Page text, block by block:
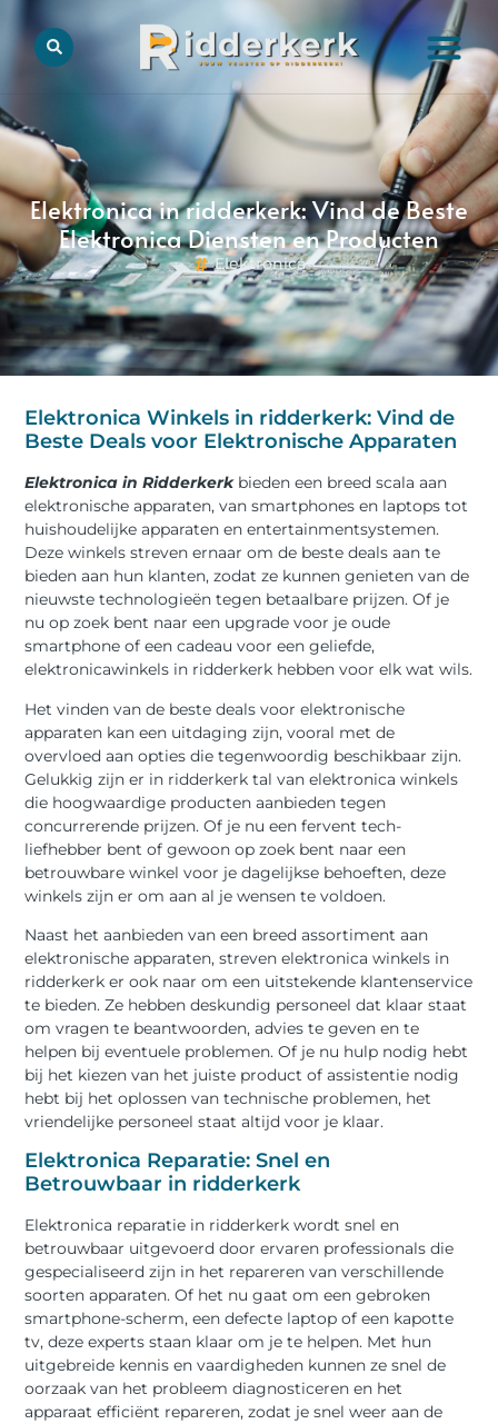
Elektronica in ridderkerk: Vind de Beste
Elektronica Diensten en Producten
Elektronica
Elektronica Winkels in ridderkerk: Vind de
Beste Deals voor Elektronische Apparaten
Elektronica in Ridderkerkbieden een breed scala aan
elektronische apparaten, van smartphones en laptops tot
huishoudelijke apparaten en entertainmentsystemen.
Deze winkels streven ernaar om de beste deals aan te
bieden aan hun klanten, zodat ze kunnen genieten van de
nieuwste technologieën tegen betaalbare prijzen. Of je
nu op zoek bent naar een upgrade voor je oude
smartphone of een cadeau voor een geliefde,
elektronicawinkels in ridderkerk hebben voor elk wat wils.
Het vinden van de beste deals voor elektronische
apparaten kan een uitdaging zijn, vooral met de
overvloed aan opties die tegenwoordig beschikbaar zijn.
Gelukkig zijn er in ridderkerk tal van elektronica winkels
die hoogwaardige producten aanbieden tegen
concurrerende prijzen. Of je nu een fervent tech-
liefhebber bent of gewoon op zoek bent naar een
betrouwbare winkel voor je dagelijkse behoeften, deze
winkels zijn er om aan al je wensen te voldoen.
Naast het aanbieden van een breed assortiment aan
elektronische apparaten, streven elektronica winkels in
ridderkerk er ook naar om een uitstekende klantenservice
te bieden. Ze hebben deskundig personeel dat klaar staat
om vragen te beantwoorden, advies te geven en te
helpen bij eventuele problemen. Of je nu hulp nodig hebt
bij het kiezen van het juiste product of assistentie nodig
hebt bij het oplossen van technische problemen, het
vriendelijke personeel staat altijd voor je klaar.
Elektronica Reparatie: Snel en
Betrouwbaar in ridderkerk
Elektronica reparatie in ridderkerk wordt snel en
betrouwbaar uitgevoerd door ervaren professionals die
gespecialiseerd zijn in het repareren van verschillende
soorten apparaten. Of het nu gaat om een gebroken
smartphone-scherm, een defecte laptop of een kapotte
tv, deze experts staan klaar om je te helpen. Met hun
uitgebreide kennis en vaardigheden kunnen ze snel de
oorzaak van het probleem diagnosticeren en het
apparaat efficiënt repareren, zodat je snel weer aan de